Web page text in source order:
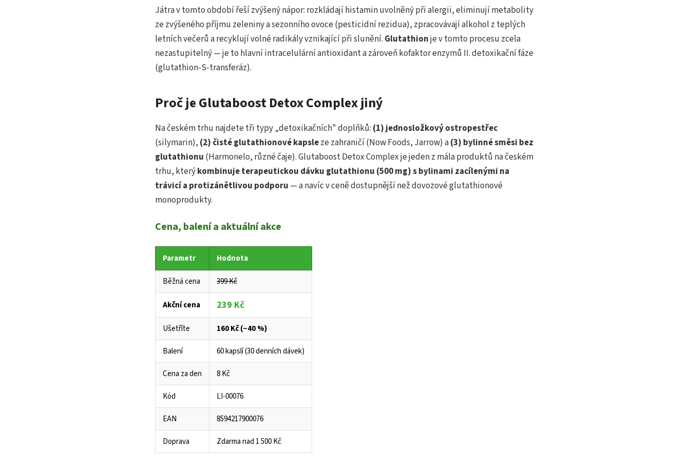
Játra v tomto období řeší zvýšený nápor: rozkládají histamin uvolněný při alergii, eliminují metabolity
ze zvýšeného příjmu zeleniny a sezonního ovoce (pesticidní rezidua), zpracovávají alkohol z teplých
letních večerů a recyklují volné radikály vznikající při slunění. Glutathionje v tomto procesu zcela
nezastupitelný — je to hlavní intracelulární antioxidant a zároveň kofaktor enzymů II. detoxikační fáze
(glutathion-S-transferáz).
Proč je Glutaboost Detox Complex jiný
Na českém trhu najdete tři typy „detoxikačních" doplňků: (1) jednosložkový ostropestřec
(silymarin), (2) čisté glutathionové kapsleze zahraničí (Now Foods, Jarrow) a(3) bylinné směsi bez
glutathionu (Harmonelo, různé čaje). Glutaboost Detox Complex je jeden z mála produktů na českém
trhu, kterýkombinuje terapeutickou dávku glutathionu (500 mg) s bylinami zacílenými na
trávicí a protizánětlivou podporu — a navíc v ceně dostupnější než dovozové glutathionové
monoprodukty.
Cena, balení a aktuální akce
Parametr Hodnota
Běžná cena 399 Kč
Akční cena 239 Kč
Ušetříte 160 Kč (−40 %)
Balení 60 kapslí (30 denních dávek)
Cena za den 8 Kč
Kód LI-00076
EAN 8594217900076
Doprava Zdarma nad 1 500 Kč